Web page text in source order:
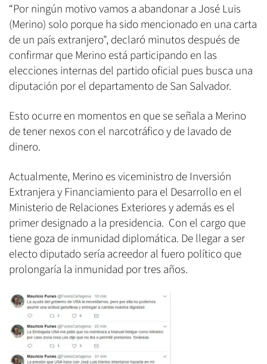
“Por ningún motivo vamos a abandonar a José Luis
(Merino) solo porque ha sido mencionado en una carta
de un país extranjero", declaró minutos después de
confirmar que Merino está participando en las
elecciones internas del partido oficial pues busca una
diputación por el departamento de San Salvador.
Esto ocurre en momentos en que se señala a Merino
de tener nexos con el narcotráfico y de lavado de
dinero.
Actualmente, Merino es viceministro de Inversión
Extranjera y Financiamiento para el Desarrollo en el
Ministerio de Relaciones Exteriores y además es el
primer designado a la presidencia. Con el cargo que
tiene goza de inmunidad diplomática. De llegar a ser
electo diputado sería acreedor al fuero político que
prolongaría la inmunidad por tres años.